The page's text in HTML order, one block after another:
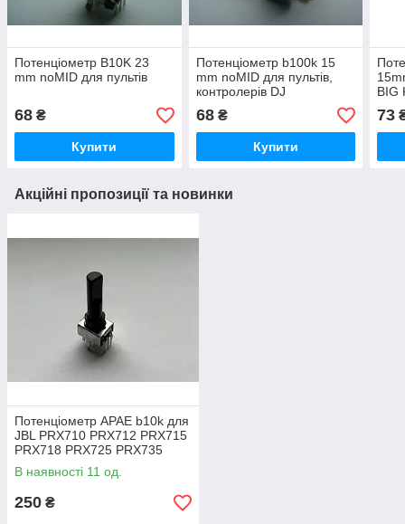
Потенціометр B10K 23
mm noMID для пультів
68 ₴
Купити
Потенціометр b100k 15
mm noMID для пультів,
контролерів DJ
HERCULES RMX
68₴
Купити
BIG
73
Акційні пропозиції та новинки
Потенціометр APAE b10k для
JBL PRX710 PRX712 PRX715
PRX718 PRX725 PRX735
PRX815 PRX835 PRX825
В наявності 11 од.
250 ₴